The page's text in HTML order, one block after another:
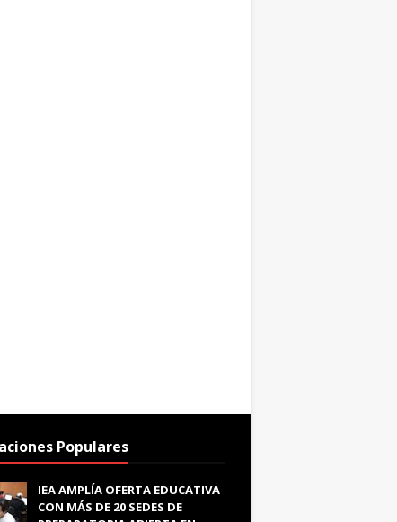
Populares
IEA AMPLÍA OFERTA EDUCATIVA
CON MÁS DE 20 SEDES DE